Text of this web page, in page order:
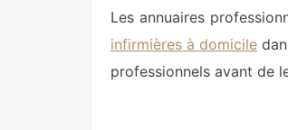
Les annuaires
infirmières à domicile
professionnels avant de